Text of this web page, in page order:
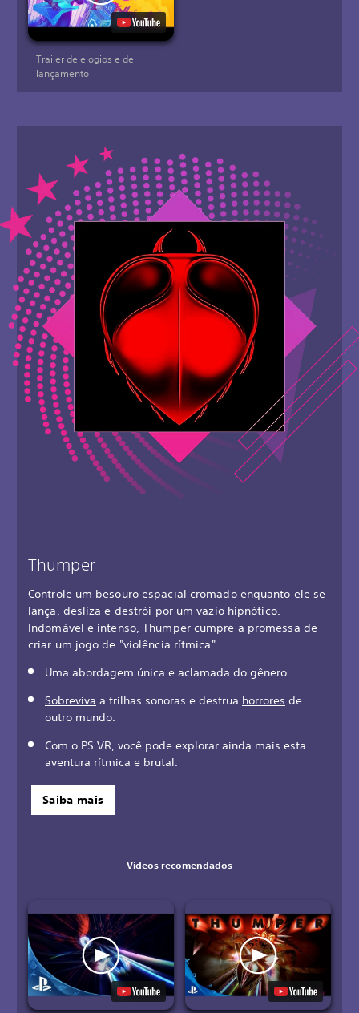
Trailer de elogios e de
lançamento
Thumper
Controle um besouro espacial cromado enquanto ele se
lança, desliza e destrói por um vazio hipnótico.
Indomável e intenso, Thumper cumpre a promessa de
criar um jogo de "violência rítmica".
Uma abordagem única e aclamada do gênero.
Sobreviva a trilhas sonoras e destrua horrores de
outro mundo.
Com o PS VR, você pode explorar ainda mais esta
aventura rítmica e brutal.
Saiba mais
Vídeos recomendados